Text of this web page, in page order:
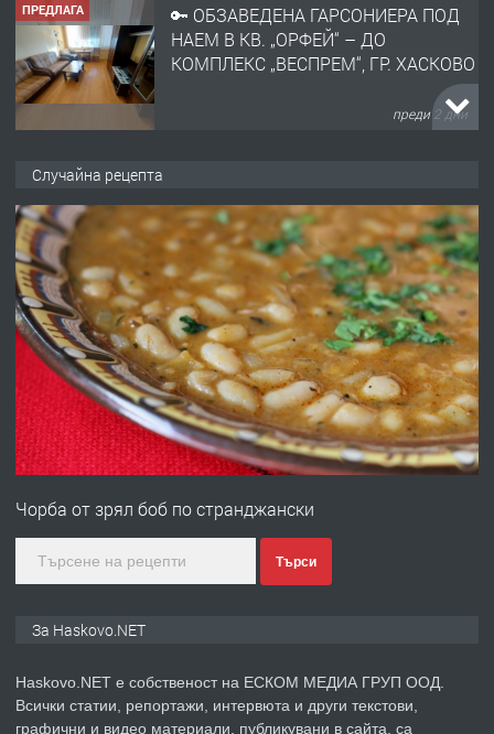
ПРЕДЛАГА
🔑 ОБЗАВЕДЕНА ГАРСОНИЕРА ПОД
НАЕМ В КВ. „ОРФЕЙ“ – ДО
КОМПЛЕКС „ВЕСПРЕМ“, ГР. ХАСКОВО
преди 2 дни
АПАРТАМЕНТ В ЦЕНТЪРА НА ГР.
ХАСКОВО
преди 3 дни
ПРЕДЛАГА Давам гараж под наем
преди 3 дни
ПРЕДЛАГА
№4120 Магазин/Офис под наем в кв.
градската градина!
преди 4 дни
Случайна рецепта
Чорба от зрял боб по странджански
Търси
За Haskovo.NET
Haskovo.NET е собственост на ЕСКОМ МЕДИА ГРУП ООД.
Всички статии, репортажи, интервюта и други текстови,
графични и видео материали, публикувани в сайта, са